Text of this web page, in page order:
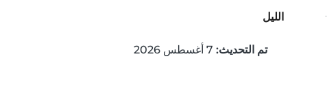
الليل
تم التحديث: